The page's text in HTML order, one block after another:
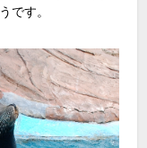
です。